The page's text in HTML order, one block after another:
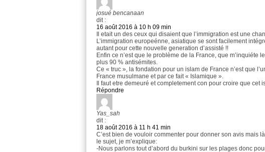
josué bencanaan
dit :
16 août 2016 à 10 h 09 min
Il etait un des ceux qui disaient que l’immigration est une
L’immigration europeénne, asiatique se sont facilement
autant pour cette nouvelle generation d’assisté !!
Enfin ce n’est que le problème de la France, que m’inquiéte
plus 90 % antisémites.
Ce « truc », la fondation pour un islam de France n’est que
France musulmane et par ce fait « Islamique ».
Il faut etre demeuré et completement con pour croire que cet
Répondre
Yas_sah
dit :
18 août 2016 à 11 h 41 min
C’est bien de vouloir commenter pour donner son avis mais
le sujet, je m’explique:
-Nous parlons tout d’abord du burkini sur les plages donc